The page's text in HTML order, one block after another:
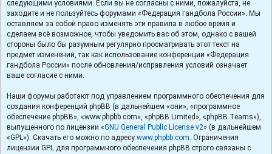
следующими условиями. Если вы не согласны с ними, пожалуйста, не
заходите и не пользуйтесь форумами «Федерация гандбола России». Мы
оставляем за собой право изменять эти правила в любое время и
сделаем всё возможное, чтобы уведомить вас об этом, однако с вашей
стороны было бы разумным регулярно просматривать этот текст на
предмет изменений, так как использование конференции «Федерация
гандбола России» после обновления/исправления условий означает
ваше согласие с ними.
Наши форумы работают под управлением программного обеспечения для
создания конференций phpBB (в дальнейшем «они», «программное
обеспечение phpBB», «www.phpbb.com», «phpBB Limited», «phpBB Teams»),
выпущенного по лицензии «GNU General Public License v2» (в дальнейшем
«GPL»). Скачать его можно по адресу www.phpbb.com. Ограничения
лицензии GPL для программного обеспечения phpBB строго связаны с